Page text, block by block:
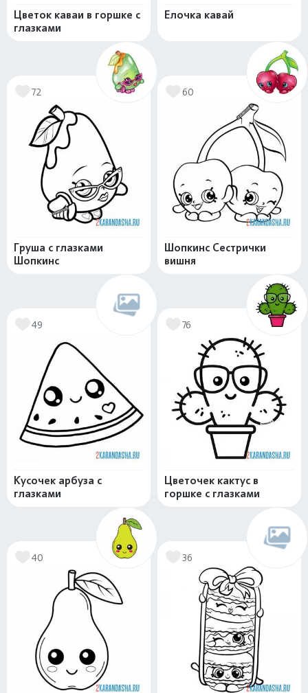
Цветок каваи в горшке с
глазками
Елочка кавай
72
Груша с глазками
Шопкинс
60
Шопкинс Сестрички
вишня
49
Кусочек арбуза с
глазками
76
Цветочек кактус в
горшке с глазками
40 36